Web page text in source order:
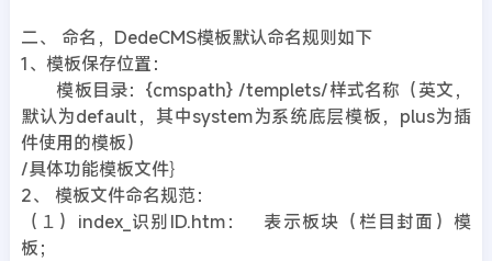
二、 命名，DedeCMS模板默认命名规则如下
1、模板保存位置：
模板目录：{cmspath} /templets/样式名称（英文，
默认为default，其中system为系统底层模板，plus为插
件使用的模板）
/具体功能模板文件｝
2、 模板文件命名规范：
（１）index_识别ID.htm： 表示板块（栏目封面）模
板；